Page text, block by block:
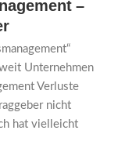
–
Unternehmen
Verluste
nicht
hat vielleicht